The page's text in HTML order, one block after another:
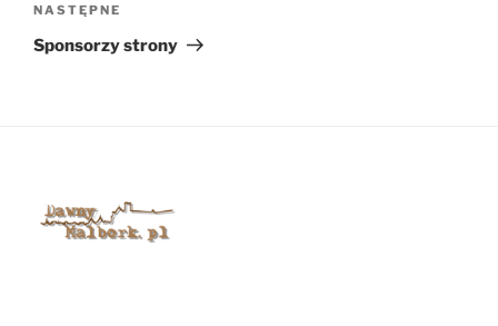
Następny
wpis
NASTĘPNE
Sponsorzy strony